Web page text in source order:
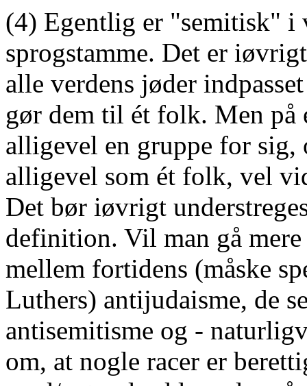
(4) Egentlig er "semitisk" i
sprogstamme. Det er
alle verdens jøder
gør dem til ét folk. Men på
alligevel en gruppe for sig,
alligevel som ét folk, vel
Det bør iøvrigt
definition. Vil man gå
mellem fortidens (måske
Luthers) antijudaisme, de
antisemitisme og -
om, at nogle racer er